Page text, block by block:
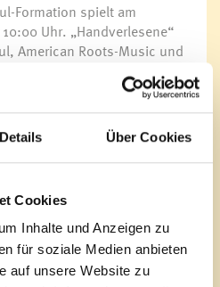
Details Über Cookies
Cookies
Inhalte und Anzeigen zu
für soziale Medien anbieten
auf unsere Website zu
Formation spielt am
Uhr. „Handverlesene“
American Roots-Music und
eigenständig
Ganzen. Die eigenen
zupackend, mal fein
stets eine sehr persönliche
Martin Weinzerl
ab 18:00 Uhr
& Mir Drei